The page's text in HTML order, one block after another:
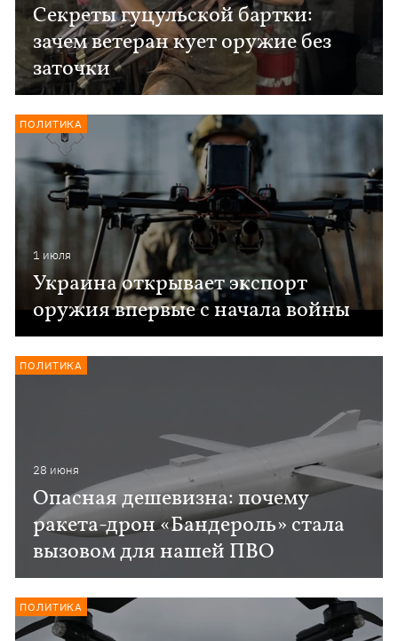
Секреты гуцульской бартки:
зачем ветеран кует оружие без
заточки
1 июля
Украина открывает экспорт
оружия впервые с начала войны
ПОЛИТИКА
28 июня
Опасная дешевизна: почему
ракета-дрон «Бандероль» стала
вызовом для нашей ПВО
ПОЛИТИКА
ПОЛИТИКА